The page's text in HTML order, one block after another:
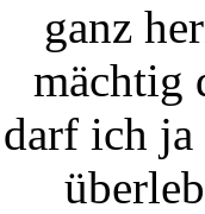
ganz
mächtig
darf ich ja